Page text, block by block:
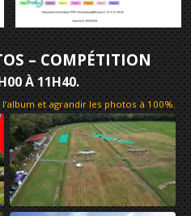
– COMPÉTITION
À 11H40.
et agrandir les photos à 100%.